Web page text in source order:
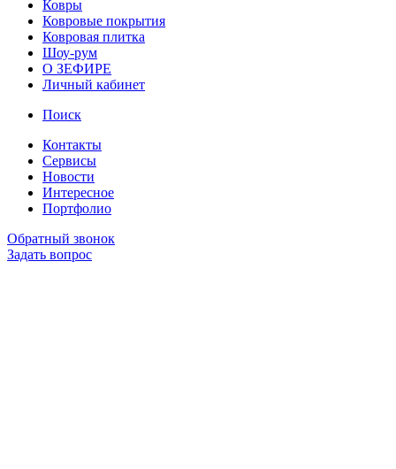
Ковры
Ковровые покрытия
Ковровая плитка
Шоу-рум
О ЗЕФИРЕ
Личный кабинет
Поиск
Контакты
Сервисы
Новости
Интересное
Портфолио
Обратный звонок
Задать вопрос